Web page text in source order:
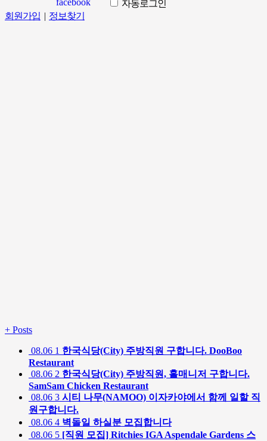
자동로그인
회원가입 | 정보찾기
+ Posts
08.06 1 한국식당(City) 주방직원 구합니다. DooBoo
Restaurant
08.06 2 한국식당(City) 주방직원, 홀매니저 구합니다.
SamSam Chicken Restaurant
08.06 3 시티 나무(NAMOO) 이자카야에서 함께 일할 직
원구합니다.
08.06 4 벽돌일 하실분 모집합니다
08.06 5 [직원 모집] Ritchies IGA Aspendale Gardens 스